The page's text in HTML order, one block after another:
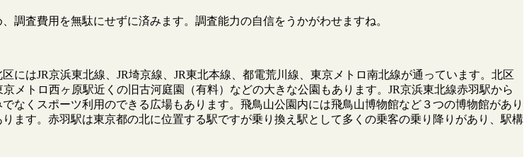
調査費用を無駄にせずに済みます。調査能力の自信をうかがわせますね。
はJR京浜東北線、JR埼京線、JR東北本線、都電荒川線、東京メトロ南北線が通っています。北区
メトロ西ヶ原駅近くの旧古河庭園（有料）などの大きな公園もあります。JR京浜東北線赤羽駅から
なくスポーツ利用のできる広場もあります。飛鳥山公園内には飛鳥山博物館など３つの博物館があり
ます。赤羽駅は東京都の北に位置する駅ですが乗り換え駅として多くの乗客の乗り降りがあり、駅構